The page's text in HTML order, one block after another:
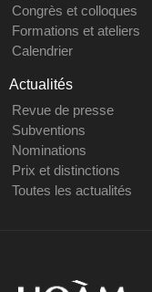
Congrès et colloques
Formations et ateliers
Calendrier
Actualités
Revue de presse
Subventions
Nominations
Prix et distinctions
Toutes les actualités